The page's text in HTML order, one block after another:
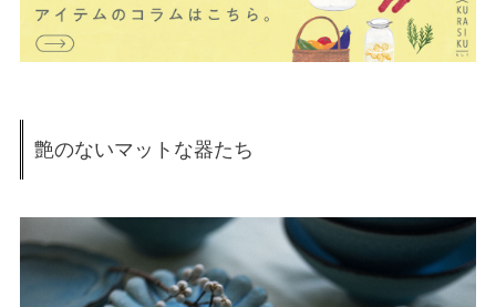
艶のないマットな器たち